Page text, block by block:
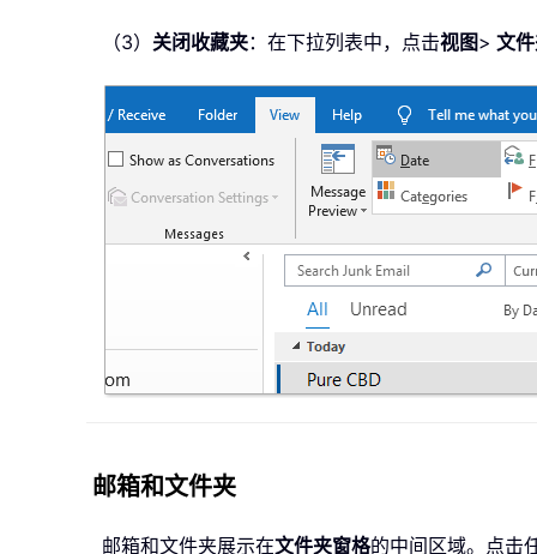
（3） 关闭收藏夹：在下拉列表中，点击视图> 文
邮箱和文件夹
邮箱和文件夹展示在文件夹窗格的中间区域。点击